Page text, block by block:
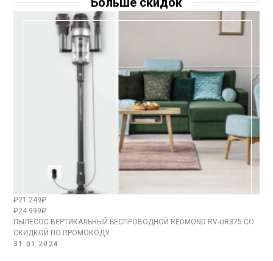
₽21 249₽
₽24 999₽
ПЫЛЕСОС ВЕРТИКАЛЬНЫЙ БЕСПРОВОДНОЙ REDMOND RV-UR375 СО
СКИДКОЙ ПО ПРОМОКОДУ
31.01.2024